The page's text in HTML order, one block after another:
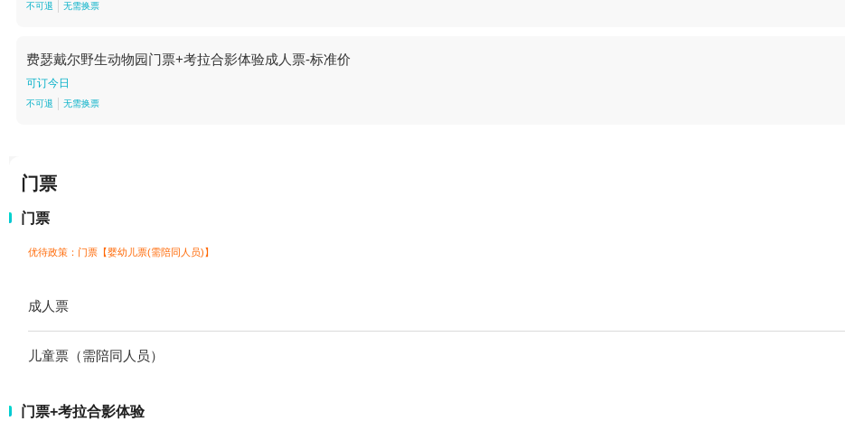
不可退 无需换票
费瑟戴尔野生动物园门票+考拉合影体验成人票-标准价
可订今日
不可退 无需换票
门票
门票
优待政策：门票【婴幼儿票(需陪同人员)】
成人票
儿童票（需陪同人员）
门票+考拉合影体验